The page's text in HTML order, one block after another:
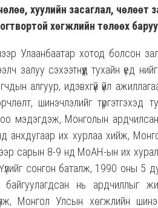
хуулийн засаглал, чөлөөт
хөгжлийн төлөөх
Улаанбаатар хотод болсон
залуу сэхээтнүүд тухайн үед
алгуур, идэвхгүй үйл
шинэчлэлийг түргэтгэхэд
мэдэгдэж, Монголын
анхдугаар их хурлаа хийж,
сарын 8-9 нд МоАН-ын их
сонгон баталж, 1990 оны 5
байгуулагдсан нь ардчиллыг
Монгол Улсын хөгжлийн